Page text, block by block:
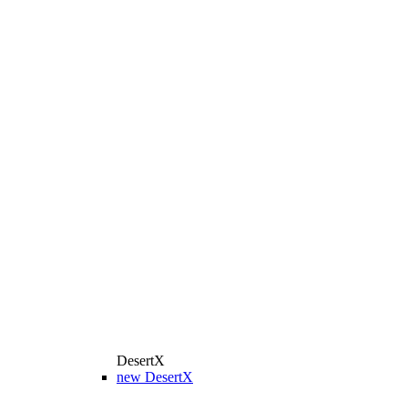
DesertX
new DesertX